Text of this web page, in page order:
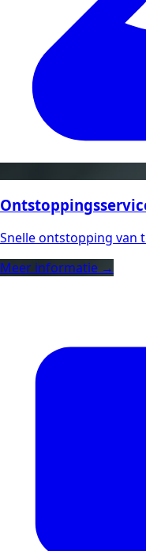
Snelle ontstopping van
Meer informatie →